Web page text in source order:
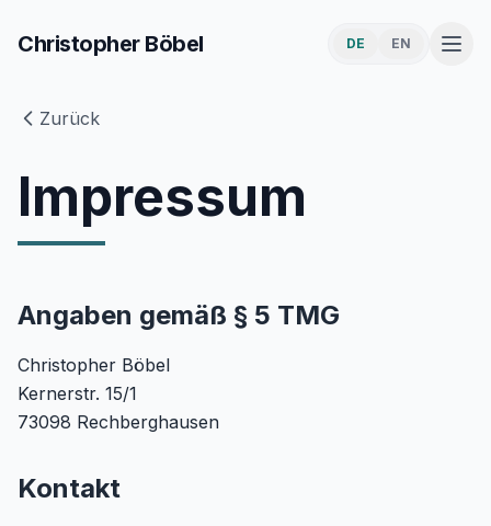
Christopher Böbel DE EN
Zurück
Impressum
Angaben gemäß § 5 TMG
Christopher Böbel
Kernerstr. 15/1
73098 Rechberghausen
Kontakt